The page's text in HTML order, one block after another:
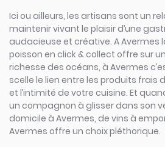
Ici ou ailleurs, les artisans sont un
maintenir vivant le plaisir d’une
audacieuse et créative. A Avermes
poisson en click & collect offre sur
richesse des océans, à Avermes
scelle le lien entre les produits frais
et l’intimité de votre cuisine. Et
un compagnon à glisser dans son
domicile à Avermes, de vins à
Avermes offre un choix pléthorique.